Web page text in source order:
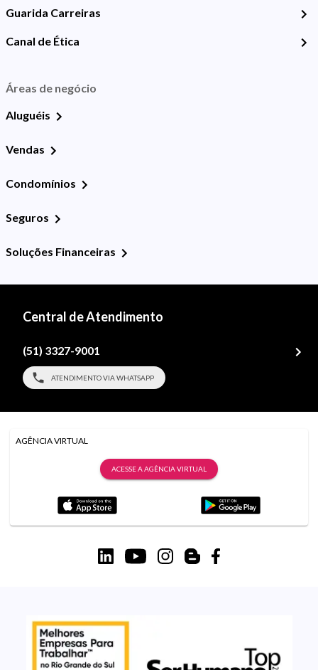
Guarida Carreiras
Canal de Ética
Áreas de negócio
Aluguéis
Vendas
Condomínios
Seguros
Soluções Financeiras
Central de Atendimento
(51) 3327-9001
ATENDIMENTO VIA WHATSAPP
AGÊNCIA VIRTUAL
ACESSE A AGÊNCIA VIRTUAL